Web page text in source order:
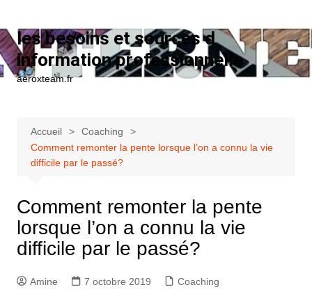
les besoins et sources d
information professionnelle
aeroxteam.fr
Accueil
Coaching
Comment remonter la pente lorsque l’on a connu la vie
difficile par le passé?
Comment remonter la pente
lorsque l’on a connu la vie
difficile par le passé?
Amine 7 octobre 2019 Coaching